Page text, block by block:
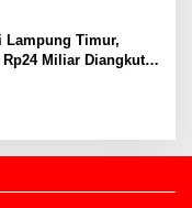
Lampung Timur,
Miliar Diangkut